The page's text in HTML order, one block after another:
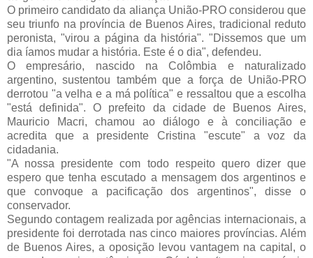
O primeiro candidato da aliança União-PRO considerou que
seu triunfo na província de Buenos Aires, tradicional reduto
peronista, "virou a página da história". "Dissemos que um
dia íamos mudar a história. Este é o dia", defendeu.
O empresário, nascido na Colômbia e naturalizado
argentino, sustentou também que a força de União-PRO
derrotou "a velha e a má política" e ressaltou que a escolha
"está definida". O prefeito da cidade de Buenos Aires,
Mauricio Macri, chamou ao diálogo e à conciliação e
acredita que a presidente Cristina "escute" a voz da
cidadania.
"A nossa presidente com todo respeito quero dizer que
espero que tenha escutado a mensagem dos argentinos e
que convoque a pacificação dos argentinos", disse o
conservador.
Segundo contagem realizada por agências internacionais, a
presidente foi derrotada nas cinco maiores províncias. Além
de Buenos Aires, a oposição levou vantagem na capital, o